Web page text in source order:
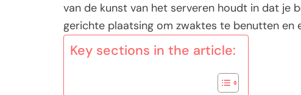
van de kunst van het serveren houdt in dat je
gerichte plaatsing om zwaktes te benutten en
Key sections in the article: